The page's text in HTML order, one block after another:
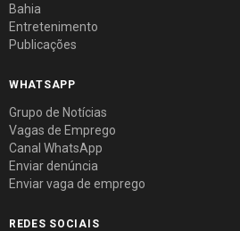
Bahia
Entretenimento
Publicações
WHATSAPP
Grupo de Notícias
Vagas de Emprego
Canal WhatsApp
Enviar denúncia
Enviar vaga de emprego
REDES SOCIAIS